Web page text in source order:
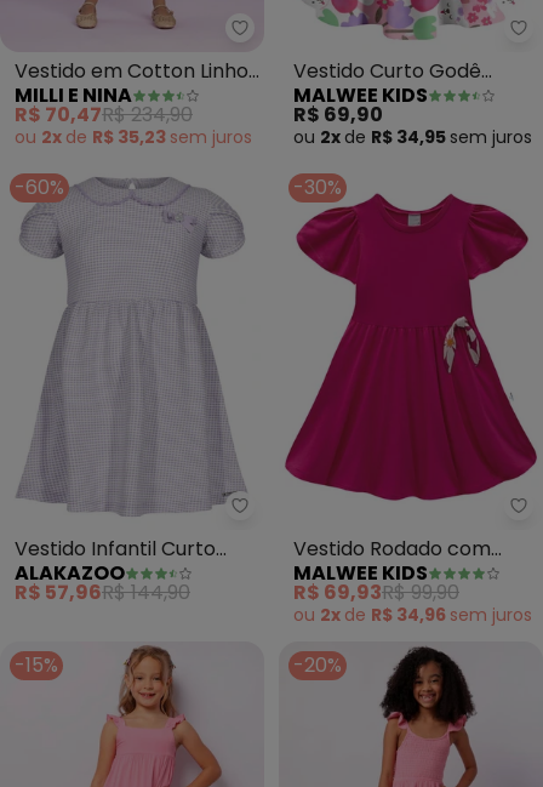
Milli e Nina - Vestido em Cotton
Vestido em Cotton Linho
(Rosa)
MILLI E NINA
R$ 70,47R$ 234,90
ou 2x de R$ 35,23 sem juros
Vestido Curto Godê
Tulipas (Rosa)
MALWEE KIDS
R$ 69,90
ou 2x de R$ 34,95 sem juros
-60%
Alakazoo - Vestido Infantil
Vestido Infantil Curto
com Bordado e Laço
(Rosa)
ALAKAZOO
R$ 57,96R$ 144,90
-30%
Vestido Rodado com
Laço (Fúcsia)
MALWEE KIDS
R$ 69,93R$ 99,90
ou 2x de R$ 34,96 sem juros
-15% -20%